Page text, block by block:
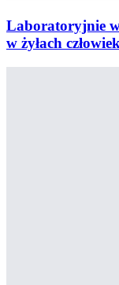
Laboratoryjnie
w żyłach